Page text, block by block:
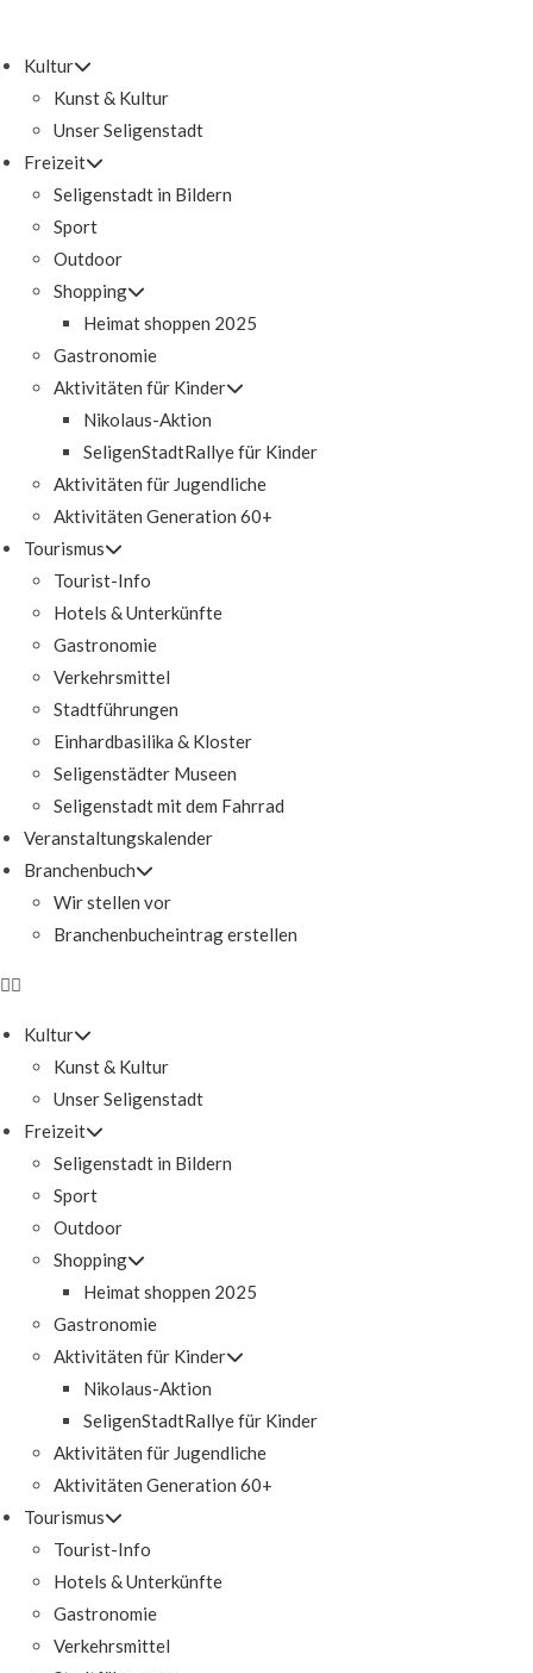
Kultur
Kunst & Kultur
Unser Seligenstadt
Freizeit
Seligenstadt in Bildern
Sport
Outdoor
Shopping
Heimat shoppen 2025
Gastronomie
Aktivitäten für Kinder
Nikolaus-Aktion
SeligenStadtRallye für Kinder
Aktivitäten für Jugendliche
Aktivitäten Generation 60+
Tourismus
Tourist-Info
Hotels & Unterkünfte
Gastronomie
Verkehrsmittel
Stadtführungen
Einhardbasilika & Kloster
Seligenstädter Museen
Seligenstadt mit dem Fahrrad
Veranstaltungskalender
Branchenbuch
Wir stellen vor
Branchenbucheintrag erstellen
Kultur
Kunst & Kultur
Unser Seligenstadt
Freizeit
Seligenstadt in Bildern
Sport
Outdoor
Shopping
Heimat shoppen 2025
Gastronomie
Aktivitäten für Kinder
Nikolaus-Aktion
SeligenStadtRallye für Kinder
Aktivitäten für Jugendliche
Aktivitäten Generation 60+
Tourismus
Tourist-Info
Hotels & Unterkünfte
Gastronomie
Verkehrsmittel